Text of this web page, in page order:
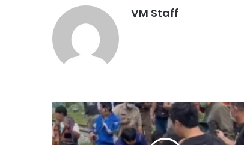
VM Staff
தா
ய்
லா